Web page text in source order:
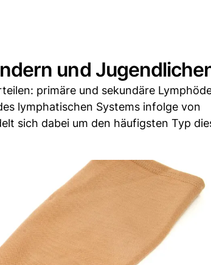
und
primäre und sekundäre
lymphatischen Systems infolge von
sich dabei um den häufigsten Typ